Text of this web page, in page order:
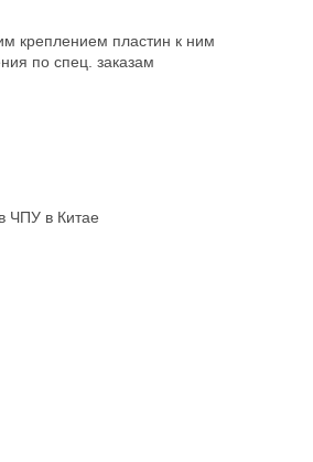
креплением пластин к ним
по спец. заказам
ЧПУ в Китае